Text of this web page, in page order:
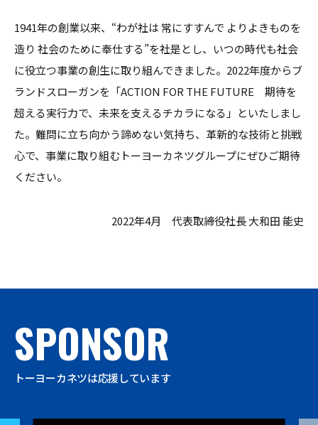
1941年の創業以来、“わが社は 常にすすんで よりよきものを
造り 社会のために奉仕する”を社是とし、いつの時代も社会
に役立つ事業の創生に取り組んできました。2022年度からブ
ランドスローガンを「ACTION FOR THE FUTURE 期待を
超える実行力で、未来を支えるチカラになる」といたしまし
た。難問に立ち向かう諦めない気持ち、革新的な技術と挑戦
心で、事業に取り組むトーヨーカネツグループにぜひご期待
ください。
2022年4月 代表取締役社長 大和田 能史
SPONSOR
トーヨーカネツは応援しています